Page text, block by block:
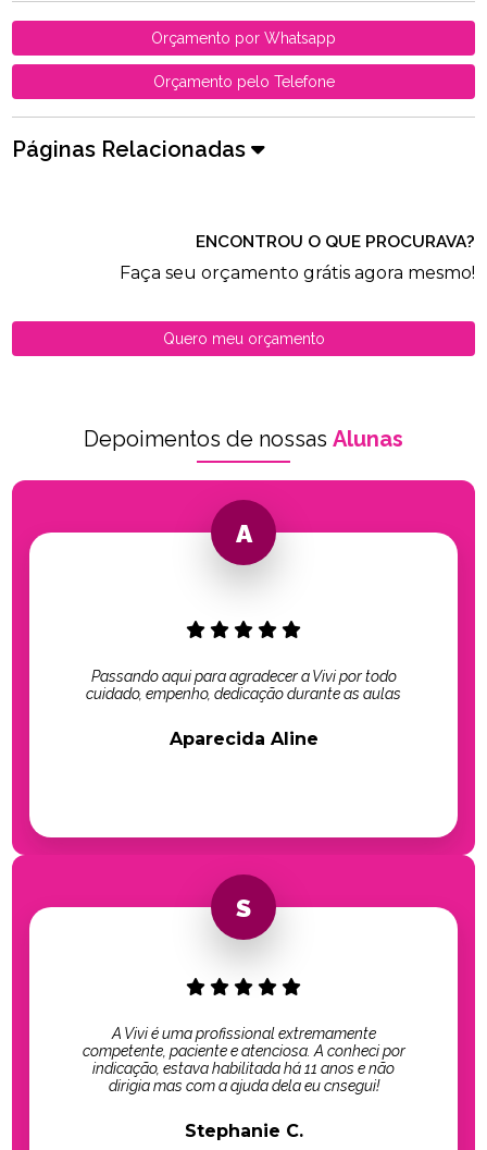
Orçamento por Whatsapp
Orçamento pelo Telefone
Páginas Relacionadas
ENCONTROU O QUE PROCURAVA?
Faça seu orçamento grátis agora mesmo!
Quero meu orçamento
Depoimentos de nossas Alunas
Passando aqui para agradecer a Vivi por todo
cuidado, empenho, dedicação durante as aulas
Aparecida Aline
A Vivi é uma profissional extremamente
competente, paciente e atenciosa. A conheci por
indicação, estava habilitada há 11 anos e não
dirigia mas com a ajuda dela eu cnsegui!
Stephanie C.